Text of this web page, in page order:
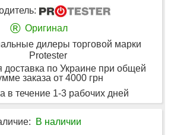
® Оригинал
дилеры торговой марки
Protester
доставка по Украине при общей
заказа от 4000 грн
в течение 1-3 рабочих дней
В наличии